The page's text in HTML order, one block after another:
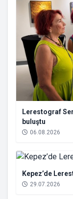
Lerestograf
buluştu
06.08.2026
Kepez’de
29.07.2026